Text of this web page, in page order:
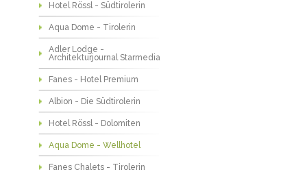
Hotel Rössl - Südtirolerin
Aqua Dome - Tirolerin
Adler Lodge -
Architekturjournal Starmedia
Fanes - Hotel Premium
Albion - Die Südtirolerin
Hotel Rössl - Dolomiten
Aqua Dome - Wellhotel
Fanes Chalets - Tirolerin